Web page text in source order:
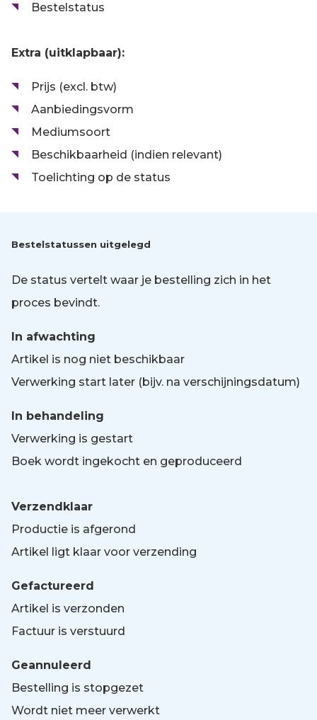
Bestelstatus
Extra (uitklapbaar):
Prijs (excl. btw)
Aanbiedingsvorm
Mediumsoort
Beschikbaarheid (indien relevant)
Toelichting op de status
Bestelstatussen uitgelegd
De status vertelt waar je bestelling zich in het
proces bevindt.
In afwachting
Artikel is nog niet beschikbaar
Verwerking start later (bijv. na verschijningsdatum)
In behandeling
Verwerking is gestart
Boek wordt ingekocht en geproduceerd
Verzendklaar
Productie is afgerond
Artikel ligt klaar voor verzending
Gefactureerd
Artikel is verzonden
Factuur is verstuurd
Geannuleerd
Bestelling is stopgezet
Wordt niet meer verwerkt